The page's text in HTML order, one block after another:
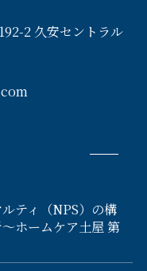
2 久安セントラル
ティ（NPS）の構
ホームケア土屋 第